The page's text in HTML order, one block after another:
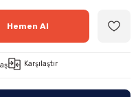
Hemen Al
Karşılaştır